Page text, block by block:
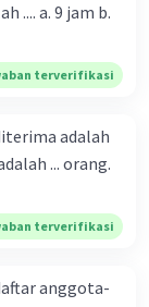
b.
terverifikasi
adalah
... orang.
terverifikasi
anggota-